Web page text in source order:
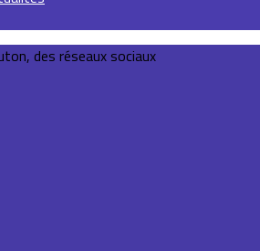
des réseaux sociaux